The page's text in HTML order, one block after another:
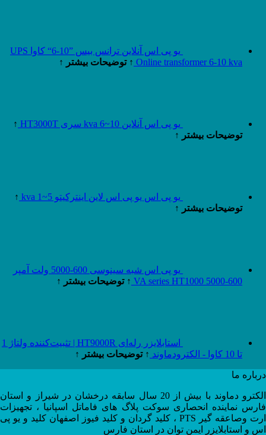
یو پی اس آنلاین ترانس بیس ”10-6“ کاوا UPS
Online transformer 6-10 kva ↑ توضیحات بیشتر ↑
یو پی اس آنلاین 10~6 kva سری HT3000T
↑
توضیحات بیشتر ↑
یو پی اس یو پی اس لاین اینترکیتو 5~1 kva
↑
توضیحات بیشتر ↑
یو پی اس شبه سینوسی 600-5000 ولت آمپر
600-5000 VA series HT1000
↑ توضیحات بیشتر ↑
استابلایزر رله‌ای HT9000R | تثبیت‌کننده ولتاژ 1
تا 10 کاوا - الکترودماوند
↑ توضیحات بیشتر ↑
درباره ما
الکترو دماوند با بیش از 20 سال سابقه درخشان در شیراز و استان
فارس نماینده انحصاری سوکت پلاگ های فاماتل اسپانیا ، تجهیزات
ارت وصاعقه گیر PTS ، کلید گردان و کلید فیوز اصفهان کلید و یو پی
اس و استابلایزر ایمن توان در استان فارس